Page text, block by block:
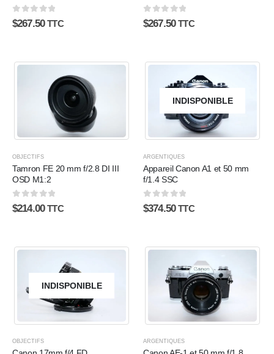
0sur 5
$267.50 TTC 0sur 5
$267.50 TTC
OBJECTIFS
Tamron FE 20 mm f/2.8 DI III
OSD M1:2
0sur 5
$214.00 TTC
INDISPONIBLE
ARGENTIQUES
Appareil Canon A1 et 50 mm
f/1.4 SSC
0sur 5
$374.50 TTC
INDISPONIBLE
OBJECTIFS ARGENTIQUES